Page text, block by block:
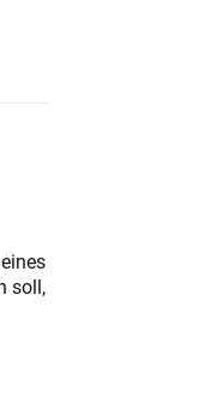
soll,